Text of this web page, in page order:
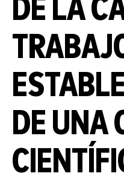
DE LA
DE UNA